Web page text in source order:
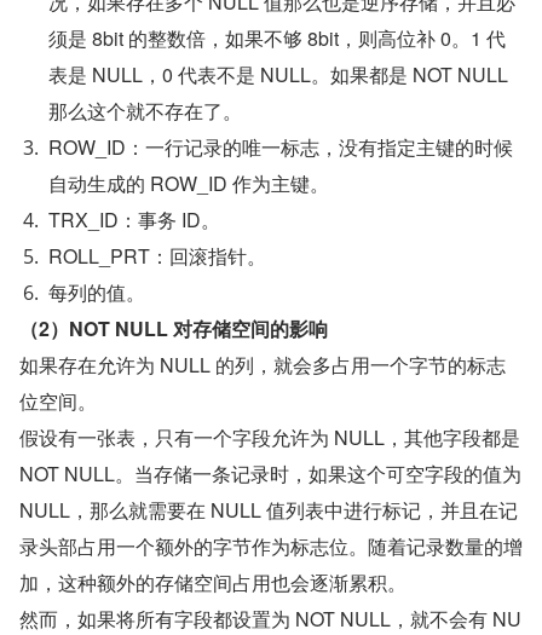
须是 8bit 的整数倍，如果不够 8bit，则高位补 0。1 代
表是 NULL，0 代表不是 NULL。如果都是 NOT NULL
那么这个就不存在了。
ROW_ID：一行记录的唯一标志，没有指定主键的时候
自动生成的 ROW_ID 作为主键。
TRX_ID：事务 ID。
ROLL_PRT：回滚指针。
每列的值。
（2）NOT NULL 对存储空间的影响
如果存在允许为 NULL 的列，就会多占用一个字节的标志
位空间。
假设有一张表，只有一个字段允许为 NULL，其他字段都是
NOT NULL。当存储一条记录时，如果这个可空字段的值为
NULL，那么就需要在 NULL 值列表中进行标记，并且在记
录头部占用一个额外的字节作为标志位。随着记录数量的增
加，这种额外的存储空间占用也会逐渐累积。
然而，如果将所有字段都设置为 NOT NULL，就不会有 NU